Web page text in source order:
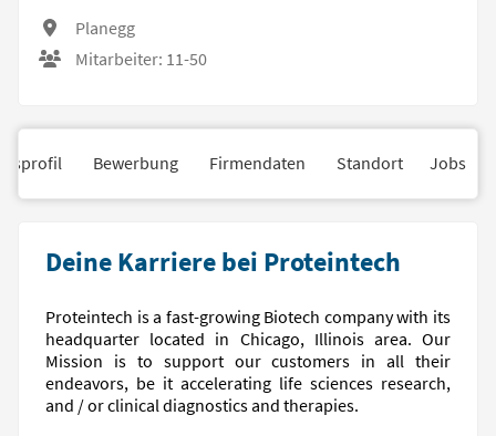
Planegg
Mitarbeiter: 11-50
Bewerbung Firmendaten Standort Jobs
Deine Karriere bei Proteintech
Proteintech is a fast-growing Biotech company with its
headquarter located in Chicago, Illinois area. Our
Mission is to support our customers in all their
endeavors, be it accelerating life sciences research,
and / or clinical diagnostics and therapies.